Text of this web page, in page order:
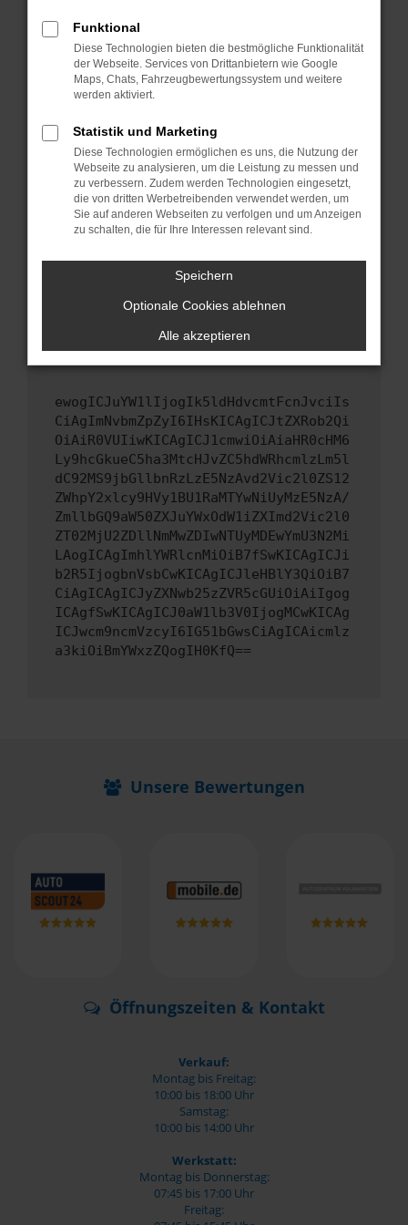
Starte dein Gerät neu.
Das kann manchmal helfen, vorübergehende
Probleme zu beheben.
Betriebssystem auf dem neuesten Stand
sind.
Veraltete Software birgt nicht nur ein
Sicherheitsrisiko, sondern kann auch dazu
führen, dass bestimmte Funktionen nicht mehr
unterstützt werden.
Wende dich an den Webseitenbetreiber.
Wenn du alle oben genannten Schritte versucht
hast, kontaktiere uns bitte. Wir werden
versuchen, das Problem zu beheben. Du kannst
uns diesen Text schicken, um uns bei der
ewogICJuYW1lIjogIk5ldHdvcmtFcnJvciIs
CiAgImNvbmZpZyI6IHsKICAgICJtZXRob2Qi
OiAiR0VUIiwKICAgICJ1cmwiOiAiaHR0cHM6
Ly9hcGkueC5ha3MtcHJvZC5hdWRhcmlzLm5l
dC92MS9jbGllbnRzLzE5NzAvd2Vic2l0ZS12
ZWhpY2xlcy9HVy1BU1RaMTYwNiUyMzE5NzA/
ZmllbGQ9aW50ZXJuYWxOdW1iZXImd2Vic2l0
ZT02MjU2ZDllNmMwZDIwNTUyMDEwYmU3N2Mi
LAogICAgImhlYWRlcnMiOiB7fSwKICAgICJi
b2R5IjogbnVsbCwKICAgICJleHBlY3QiOiB7
CiAgICAgICJyZXNwb25zZVR5cGUiOiAiIgog
ICAgfSwKICAgICJ0aW1lb3V0IjogMCwKICAg
ICJwcm9ncmVzcyI6IG51bGwsCiAgICAicmlz
a3kiOiBmYWxzZQogIH0KfQ==
Unsere Bewertungen
Öffnungszeiten & Kontakt
Verkauf:
Montag bis Freitag:
10:00 bis 18:00 Uhr
Samstag:
10:00 bis 14:00 Uhr
Werkstatt:
Montag bis Donnerstag:
07:45 bis 17:00 Uhr
Freitag:
Funktional
Diese Technologien bieten die bestmögliche Funktionalität
der Webseite. Services von Drittanbietern wie Google
Maps, Chats, Fahrzeugbewertungssystem und weitere
werden aktiviert.
Statistik und Marketing
Diese Technologien ermöglichen es uns, die Nutzung der
Webseite zu analysieren, um die Leistung zu messen und
zu verbessern. Zudem werden Technologien eingesetzt,
die von dritten Werbetreibenden verwendet werden, um
Sie auf anderen Webseiten zu verfolgen und um Anzeigen
zu schalten, die für Ihre Interessen relevant sind.
Speichern
Optionale Cookies ablehnen
Alle akzeptieren